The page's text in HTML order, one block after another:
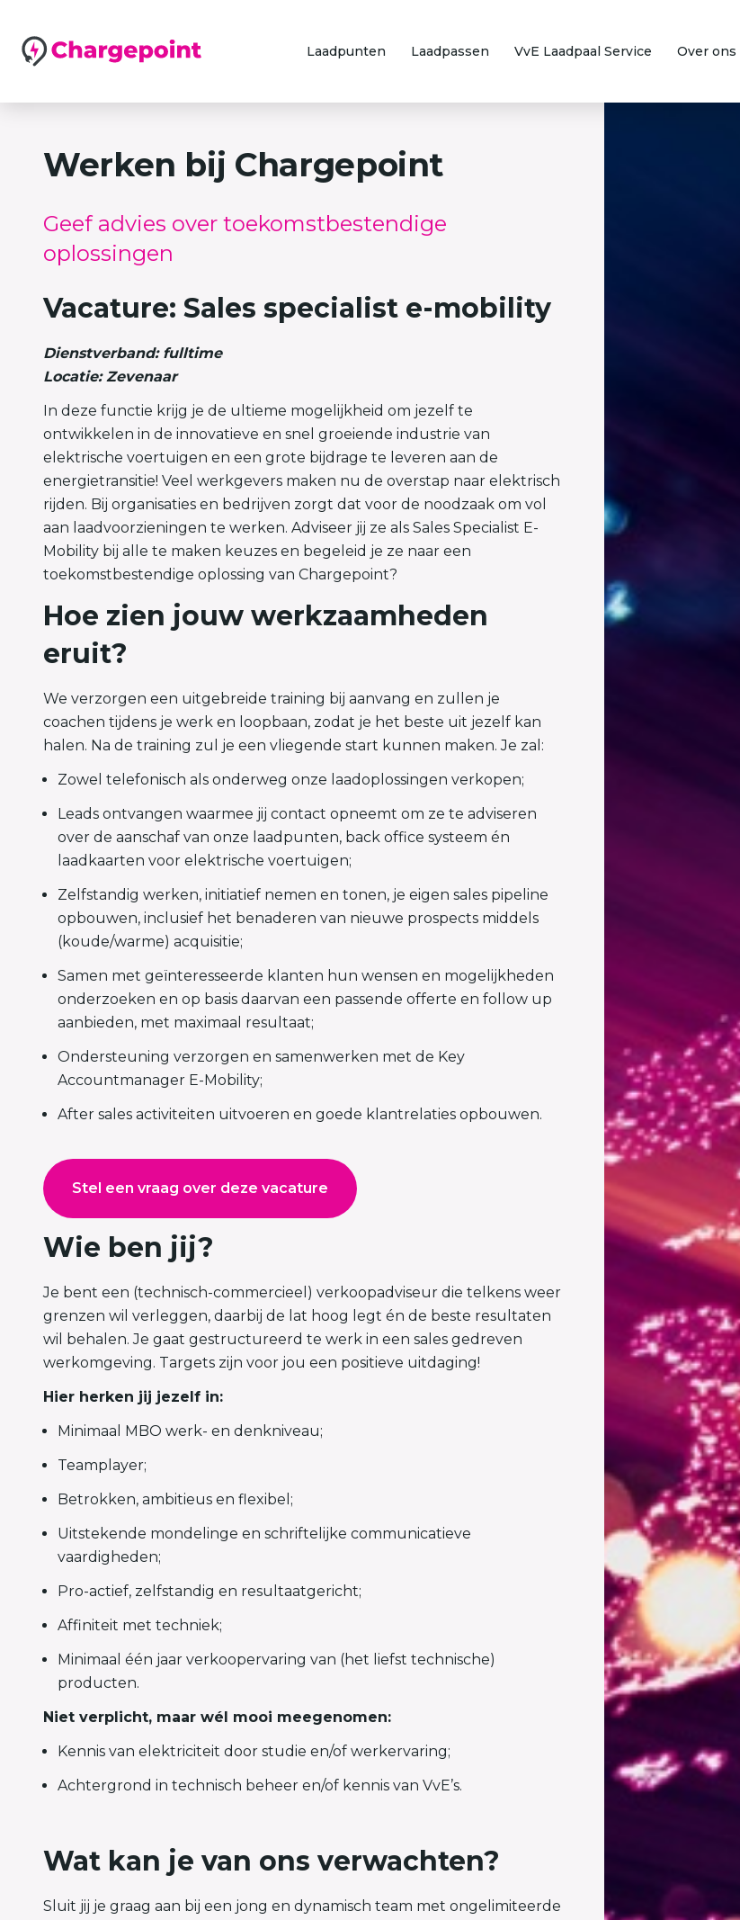
Laadpunten Laadpassen VvE Laadpaal Service Over ons
Werken bij Chargepoint
Geef advies over toekomstbestendige
oplossingen
Vacature: Sales specialist e-mobility
Dienstverband: fulltime
Locatie: Zevenaar
In deze functie krijg je de ultieme mogelijkheid om jezelf te
ontwikkelen in de innovatieve en snel groeiende industrie van
elektrische voertuigen en een grote bijdrage te leveren aan de
energietransitie! Veel werkgevers maken nu de overstap naar elektrisch
rijden. Bij organisaties en bedrijven zorgt dat voor de noodzaak om vol
aan laadvoorzieningen te werken. Adviseer jij ze als Sales Specialist E-
Mobility bij alle te maken keuzes en begeleid je ze naar een
toekomstbestendige oplossing van Chargepoint?
Hoe zien jouw werkzaamheden
eruit?
We verzorgen een uitgebreide training bij aanvang en zullen je
coachen tijdens je werk en loopbaan, zodat je het beste uit jezelf kan
halen. Na de training zul je een vliegende start kunnen maken. Je zal:
Zowel telefonisch als onderweg onze laadoplossingen verkopen;
Leads ontvangen waarmee jij contact opneemt om ze te adviseren
over de aanschaf van onze laadpunten, back office systeem én
laadkaarten voor elektrische voertuigen;
Zelfstandig werken, initiatief nemen en tonen, je eigen sales pipeline
opbouwen, inclusief het benaderen van nieuwe prospects middels
(koude/warme) acquisitie;
Samen met geïnteresseerde klanten hun wensen en mogelijkheden
onderzoeken en op basis daarvan een passende offerte en follow up
aanbieden, met maximaal resultaat;
Ondersteuning verzorgen en samenwerken met de Key
Accountmanager E-Mobility;
After sales activiteiten uitvoeren en goede klantrelaties opbouwen.
Stel een vraag over deze vacature
Wie ben jij?
Je bent een (technisch-commercieel) verkoopadviseur die telkens weer
grenzen wil verleggen, daarbij de lat hoog legt én de beste resultaten
wil behalen. Je gaat gestructureerd te werk in een sales gedreven
werkomgeving. Targets zijn voor jou een positieve uitdaging!
Hier herken jij jezelf in:
Minimaal MBO werk- en denkniveau;
Teamplayer;
Betrokken, ambitieus en flexibel;
Uitstekende mondelinge en schriftelijke communicatieve
vaardigheden;
Pro-actief, zelfstandig en resultaatgericht;
Affiniteit met techniek;
Minimaal één jaar verkoopervaring van (het liefst technische)
producten.
Niet verplicht, maar wél mooi meegenomen:
Kennis van elektriciteit door studie en/of werkervaring;
Achtergrond in technisch beheer en/of kennis van VvE’s.
Wat kan je van ons verwachten?
Sluit jij je graag aan bij een jong en dynamisch team met ongelimiteerde